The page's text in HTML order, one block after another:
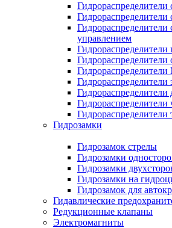
Гидрораспределители
управлением
Гидрозамки
Гидрозамок стрелы
Гидрозамки
Гидрозамки
Гидрозамки на
Гидрозамок для
Гидавлические
Редукционные клапаны
Электромагниты